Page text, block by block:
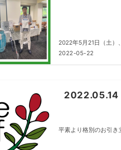
2022年5月21日（土）
2022-05-22
2022.05.14
平素より格別のお引